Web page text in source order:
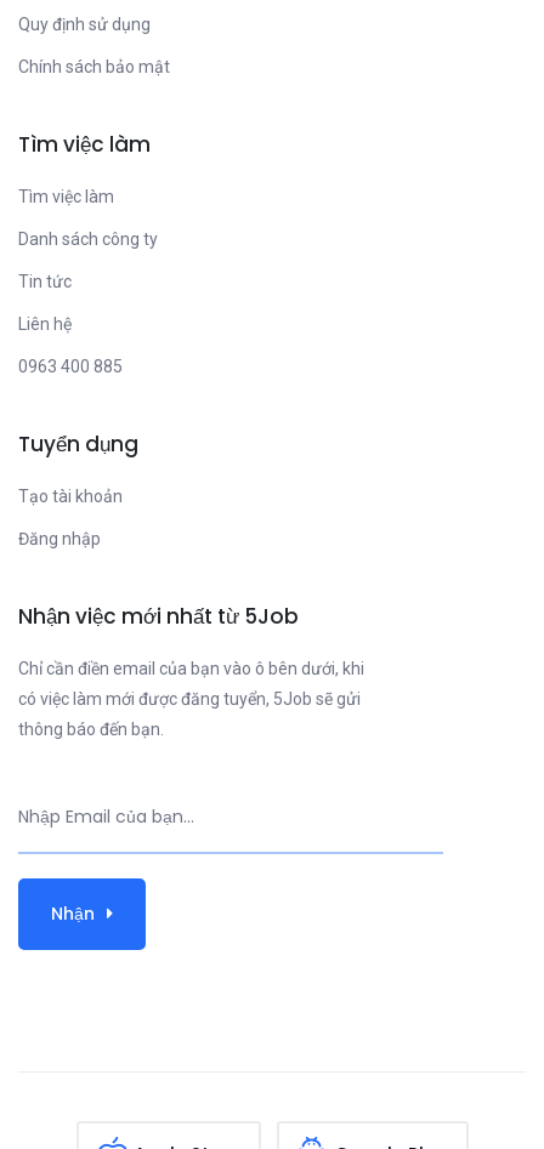
Quy định sử dụng
Chính sách bảo mật
Tìm việc làm
Tìm việc làm
Danh sách công ty
Tin tức
Liên hệ
0963 400 885
Tuyển dụng
Tạo tài khoản
Đăng nhập
Nhận việc mới nhất từ 5Job
Chỉ cần điền email của bạn vào ô bên dưới, khi
có việc làm mới được đăng tuyển, 5Job sẽ gửi
thông báo đến bạn.
Nhận